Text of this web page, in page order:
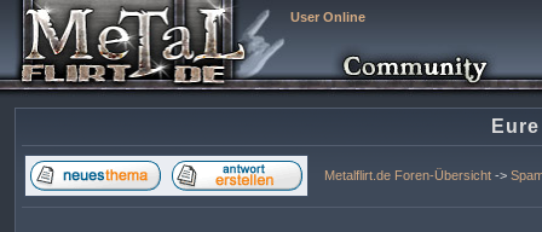
User Online
Metalflirt.de Foren-Übersicht ->